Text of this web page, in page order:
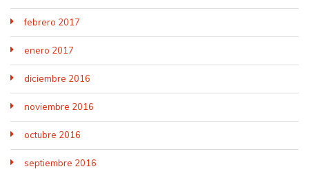
febrero 2017
enero 2017
diciembre 2016
noviembre 2016
octubre 2016
septiembre 2016